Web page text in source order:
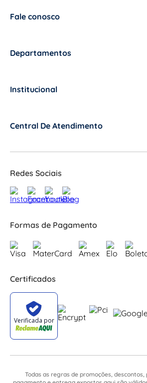
Fale conosco
Departamentos
Institucional
Central De Atendimento
Redes Sociais
Formas de Pagamento
Certificados
Todas as regras de promoções, descontos,